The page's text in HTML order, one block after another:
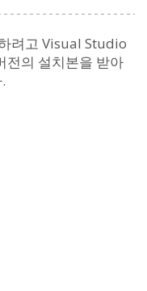
려고 Visual Studio
의 설치본을 받아